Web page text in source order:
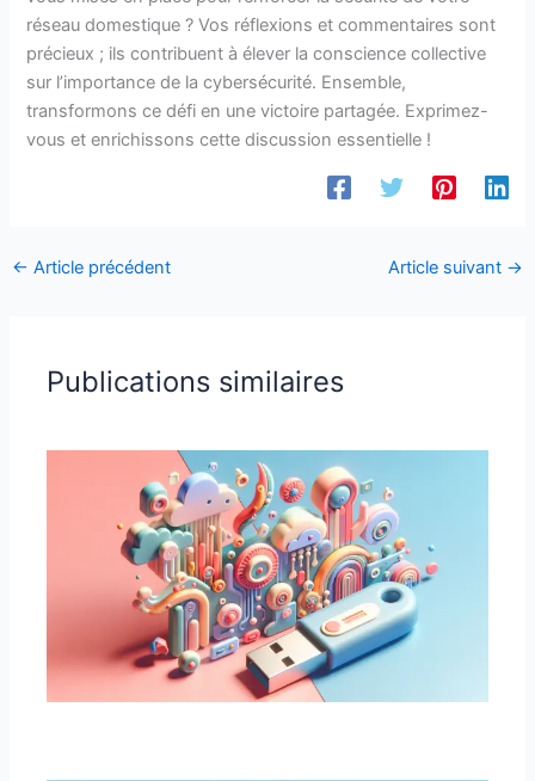
réseau domestique ? Vos réflexions et commentaires sont
précieux ; ils contribuent à élever la conscience collective
sur l’importance de la cybersécurité. Ensemble,
transformons ce défi en une victoire partagée. Exprimez-
vous et enrichissons cette discussion essentielle !
← Article précédent Article suivant →
Publications similaires